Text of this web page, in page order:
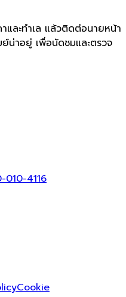
และทำเล แล้วติดต่อนายหน้า
น่าอยู่ เพื่อนัดชมและตรวจ
010-4116
Cookie